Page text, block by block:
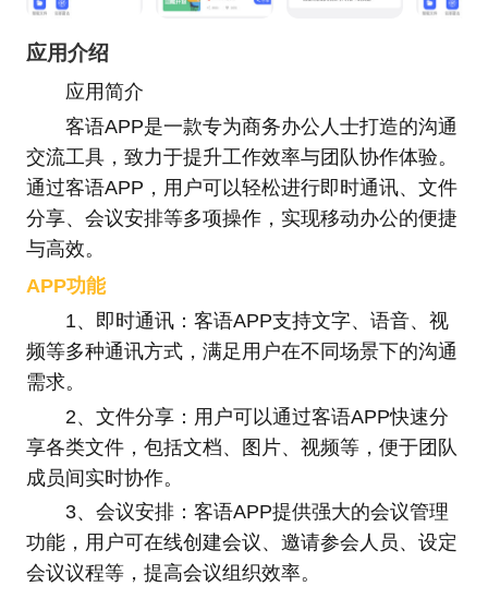
应用介绍
应用简介
客语APP是一款专为商务办公人士打造的沟通
交流工具，致力于提升工作效率与团队协作体验。
通过客语APP，用户可以轻松进行即时通讯、文件
分享、会议安排等多项操作，实现移动办公的便捷
与高效。
APP功能
1、即时通讯：客语APP支持文字、语音、视
频等多种通讯方式，满足用户在不同场景下的沟通
需求。
2、文件分享：用户可以通过客语APP快速分
享各类文件，包括文档、图片、视频等，便于团队
成员间实时协作。
3、会议安排：客语APP提供强大的会议管理
功能，用户可在线创建会议、邀请参会人员、设定
会议议程等，提高会议组织效率。